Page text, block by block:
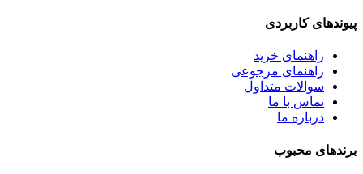
پیوندهای کاربردی
راهنمای خرید
راهنمای مرجوعی
سوالات متداول
تماس با ما
درباره ما
برندهای محبوب